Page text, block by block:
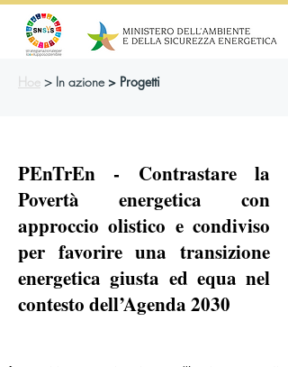
Hoe > In azione > Progetti
PEnTrEn - Contrastare la
Povertà energetica con
approccio olistico e condiviso
per favorire una transizione
energetica giusta ed equa nel
contesto dell’Agenda 2030